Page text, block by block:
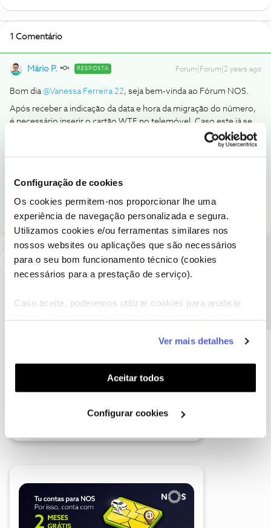
Configuração de cookies
Os cookies permitem-nos proporcionar lhe uma
experiência de navegação personalizada e segura.
Utilizamos cookies e/ou ferramentas similares nos
nossos websites ou aplicações que são necessários
para o seu bom funcionamento técnico (cookies
necessários para a prestação de serviço).
Caso aceite, poderemos utilizar cookies para analisar
funcionalidades (cookies de personalização e
funcionalidade) e adaptar anúncios aos seus interesses
(cookies de publicidade personalizada). Pode gerir a
utilização dos cookies clicando em "Configurar
Ver mais detalhes
Aceitar todos
Configurar cookies
1 Comentário
Mário P. RESPOSTA Forum|Forum|2 years ago
Bom dia@Vanessa Ferreira 22, seja bem-vinda ao Fórum NOS.
Após receber a indicação da data e hora da migração do número,
é necessário inserir o cartão WTF no telemóvel. Caso este já se
encontrar inserido é necessário reiniciar o equipamento.
Ajude a comunidade a encontrar informação relevante. Marque
como "Melhor Resposta" e faça "Like" nos melhores comentários.